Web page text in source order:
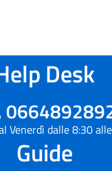
Desk
Venerdì dalle 8:30
Guide